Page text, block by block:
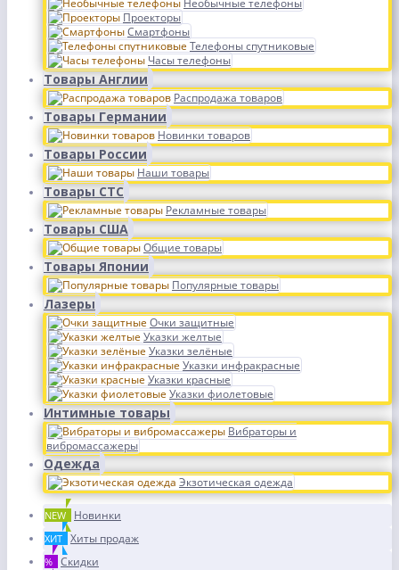
Необычные телефоны
Проекторы
Смартфоны
Телефоны спутниковые
Часы телефоны
Товары Англии
Распродажа товаров
Товары Германии
Новинки товаров
Товары России
Наши товары
Товары СТС
Рекламные товары
Товары США
Общие товары
Товары Японии
Популярные товары
Лазеры
Очки защитные
Указки желтые
Указки зелёные
Указки инфракрасные
Указки красные
Указки фиолетовые
Интимные товары
Вибраторы и
вибромассажеры
Одежда
Экзотическая одежда
NEW Новинки
ХИТ Хиты продаж
% Скидки